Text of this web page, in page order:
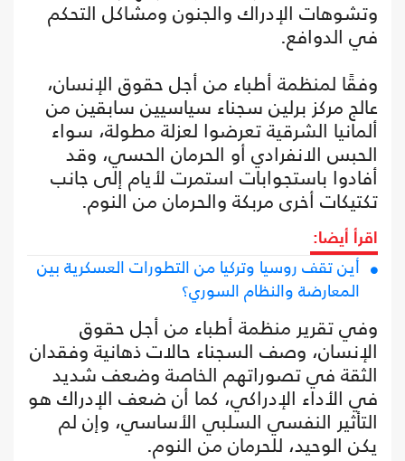
وتشوهات الإدراك والجنون ومشاكل التحكم
في الدوافع.
وفقًا لمنظمة أطباء من أجل حقوق الإنسان،
عالج مركز برلين سجناء سياسيين سابقين من
ألمانيا الشرقية تعرضوا لعزلة مطولة، سواء
الحبس الانفرادي أو الحرمان الحسي، وقد
أفادوا باستجوابات استمرت لأيام إلى جانب
تكتيكات أخرى مربكة والحرمان من النوم.
اقرأ أيضا:
أين تقف روسيا وتركيا من التطورات العسكرية بين
المعارضة والنظام السوري؟
وفي تقرير منظمة أطباء من أجل حقوق
الإنسان، وصف السجناء حالات ذهانية وفقدان
الثقة في تصوراتهم الخاصة وضعف شديد
في الأداء الإدراكي، كما أن ضعف الإدراك هو
التأثير النفسي السلبي الأساسي، وإن لم
يكن الوحيد، للحرمان من النوم.